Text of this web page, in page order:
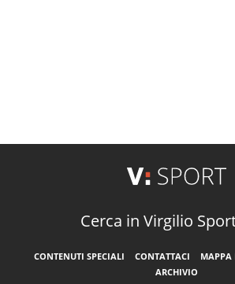
Cerca in Virgilio
CONTENUTI SPECIALI CONTATTACI MAPPA
ARCHIVIO